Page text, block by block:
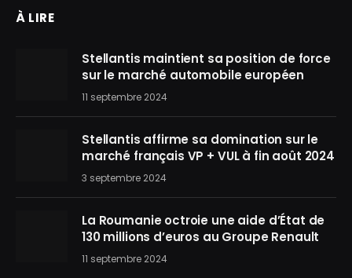
À LIRE
Stellantis maintient sa position de force
sur le marché automobile européen
11 septembre 2024
Stellantis affirme sa domination sur le
marché français VP + VUL à fin août 2024
3 septembre 2024
La Roumanie octroie une aide d’État de
130 millions d’euros au Groupe Renault
11 septembre 2024